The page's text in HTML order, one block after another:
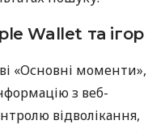
Wallet та ігор
«Основні моменти»,
з веб-
відволікання,